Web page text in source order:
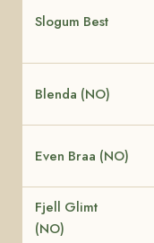
Slogum Best
Blenda (NO)
Even Braa (NO)
Fjell Glimt
(NO)